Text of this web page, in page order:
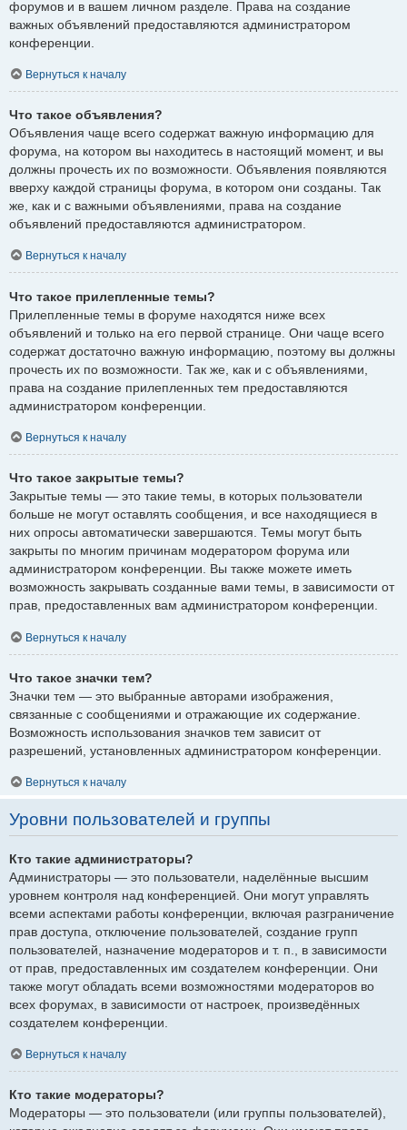
форумов и в вашем личном разделе. Права на создание
важных объявлений предоставляются администратором
конференции.
Вернуться к началу
Что такое объявления?
Объявления чаще всего содержат важную информацию для
форума, на котором вы находитесь в настоящий момент, и вы
должны прочесть их по возможности. Объявления появляются
вверху каждой страницы форума, в котором они созданы. Так
же, как и с важными объявлениями, права на создание
объявлений предоставляются администратором.
Вернуться к началу
Что такое прилепленные темы?
Прилепленные темы в форуме находятся ниже всех
объявлений и только на его первой странице. Они чаще всего
содержат достаточно важную информацию, поэтому вы должны
прочесть их по возможности. Так же, как и с объявлениями,
права на создание прилепленных тем предоставляются
администратором конференции.
Вернуться к началу
Что такое закрытые темы?
Закрытые темы — это такие темы, в которых пользователи
больше не могут оставлять сообщения, и все находящиеся в
них опросы автоматически завершаются. Темы могут быть
закрыты по многим причинам модератором форума или
администратором конференции. Вы также можете иметь
возможность закрывать созданные вами темы, в зависимости от
прав, предоставленных вам администратором конференции.
Вернуться к началу
Что такое значки тем?
Значки тем — это выбранные авторами изображения,
связанные с сообщениями и отражающие их содержание.
Возможность использования значков тем зависит от
разрешений, установленных администратором конференции.
Вернуться к началу
Уровни пользователей и группы
Кто такие администраторы?
Администраторы — это пользователи, наделённые высшим
уровнем контроля над конференцией. Они могут управлять
всеми аспектами работы конференции, включая разграничение
прав доступа, отключение пользователей, создание групп
пользователей, назначение модераторов и т. п., в зависимости
от прав, предоставленных им создателем конференции. Они
также могут обладать всеми возможностями модераторов во
всех форумах, в зависимости от настроек, произведённых
создателем конференции.
Вернуться к началу
Кто такие модераторы?
Модераторы — это пользователи (или группы пользователей),